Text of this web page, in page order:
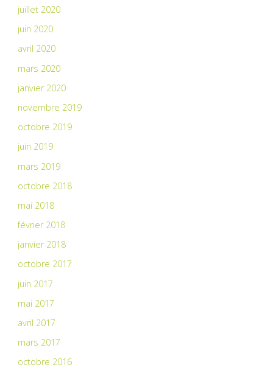
juillet 2020
juin 2020
avril 2020
mars 2020
janvier 2020
novembre 2019
octobre 2019
juin 2019
mars 2019
octobre 2018
mai 2018
février 2018
janvier 2018
octobre 2017
juin 2017
mai 2017
avril 2017
mars 2017
octobre 2016